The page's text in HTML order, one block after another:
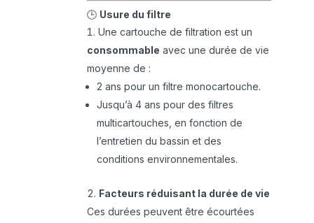
🕒 Usure du filtre
Une cartouche de filtration est un
consommable avec une durée de vie
moyenne de :
2 ans pour un filtre monocartouche.
Jusqu’à 4 ans pour des filtres
multicartouches, en fonction de
l’entretien du bassin et des
conditions environnementales.
Facteurs réduisant la durée de vie
Ces durées peuvent être écourtées